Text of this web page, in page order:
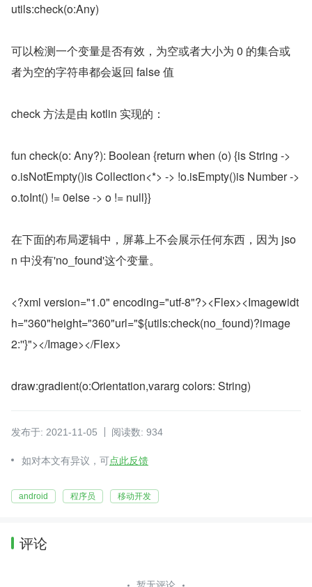
utils:check(o:Any)
可以检测一个变量是否有效，为空或者大小为 0 的集合或
者为空的字符串都会返回 false 值
check 方法是由 kotlin 实现的：
fun check(o: Any?): Boolean {return when (o) {is String ->
o.isNotEmpty()is Collection<*> -> !o.isEmpty()is Number ->
o.toInt() != 0else -> o != null}}
在下面的布局逻辑中，屏幕上不会展示任何东西，因为 jso
n 中没有'no_found'这个变量。
<?xml version="1.0" encoding="utf-8"?><Flex><Imagewidt
h="360"height="360"url="${utils:check(no_found)?image
2:''}"></Image></Flex>
draw:gradient(o:Orientation,vararg colors: String)
发布于: 2021-11-05 阅读数: 934
如对本文有异议，可点此反馈
android 程序员 移动开发
评论